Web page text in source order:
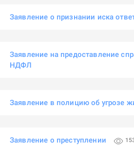
Заявление о признании иска
Заявление на предоставление
НДФЛ
Заявление в полицию об угрозе
Заявление о преступлении